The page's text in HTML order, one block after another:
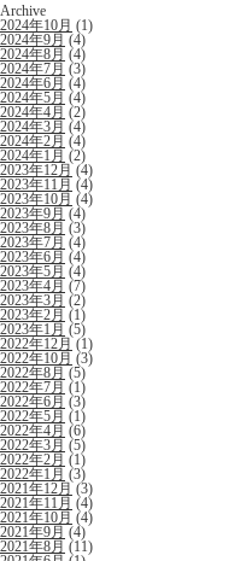
Archive
2024年10月 (1)
2024年9月 (4)
2024年8月 (4)
2024年7月 (3)
2024年6月 (4)
2024年5月 (4)
2024年4月 (2)
2024年3月 (4)
2024年2月 (4)
2024年1月 (2)
2023年12月(4)
2023年11月 (4)
2023年10月 (4)
2023年9月 (4)
2023年8月 (3)
2023年7月 (4)
2023年6月 (4)
2023年5月 (4)
2023年4月 (7)
2023年3月 (2)
2023年2月 (1)
2023年1月 (5)
2022年12月(1)
2022年10月 (3)
2022年8月 (5)
2022年7月 (1)
2022年6月 (3)
2022年5月 (1)
2022年4月 (6)
2022年3月 (5)
2022年2月 (1)
2022年1月 (3)
2021年12月(3)
2021年11月 (4)
2021年10月 (4)
2021年9月 (4)
2021年8月 (11)